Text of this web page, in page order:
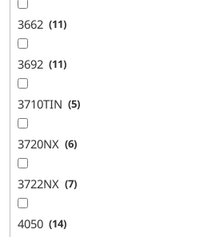
3662 11
3692 11
3710TIN 5
3720NX 6
3722NX 7
4050 14